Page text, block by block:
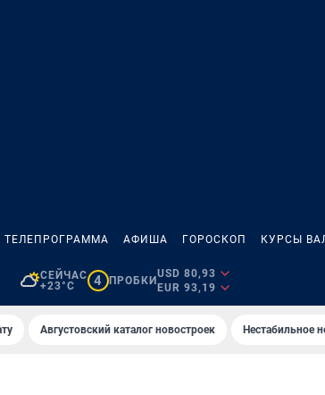
ТЕЛЕПРОГРАММА АФИША ГОРОСКОП КУРСЫ
СЕЙЧАС
+23°C
4 ПРОБКИ
USD 80,93
EUR 93,19
Августовский каталог новостроек Нестабильное